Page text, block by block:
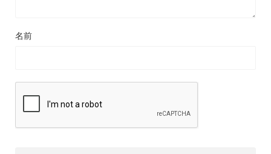
名前